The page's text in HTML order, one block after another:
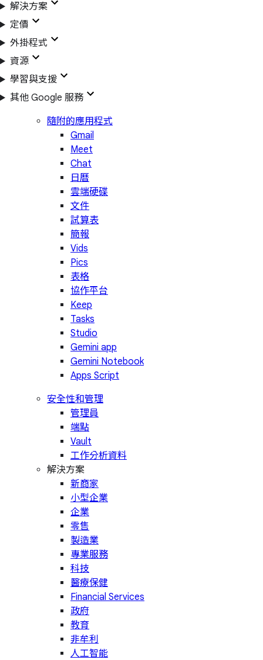
解決方案
定價
外掛程式
資源
學習與支援
其他 Google 服務
隨附的應用程式
Gmail
Meet
Chat
日曆
雲端硬碟
文件
試算表
簡報
Vids
Pics
表格
協作平台
Keep
Tasks
Studio
Gemini app
Gemini Notebook
Apps Script
安全性和管理
管理員
端點
Vault
工作分析資料
解決方案
新商家
小型企業
企業
零售
製造業
專業服務
科技
醫療保健
Financial Services
政府
教育
非牟利
人工智能